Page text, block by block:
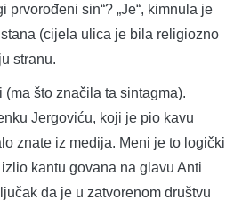
sin“? „Je“, kimnula je
(cijela ulica je bila religiozno
stranu.
što značila ta sintagma).
Jergoviću, koji je pio kavu
znate iz medija. Meni je to logički
kantu govana na glavu Anti
da je u zatvorenom društvu